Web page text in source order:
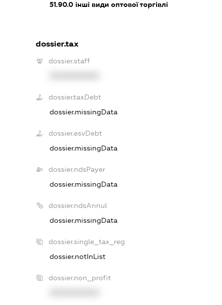
51.90.0 інші види оптової торгівлі
dossier.tax
dossier.staff
dossier.taxDebt
dossier.missingData
dossier.esvDebt
dossier.missingData
dossier.ndsPayer
dossier.missingData
dossier.ndsAnnul
dossier.missingData
dossier.single_tax_reg
dossier.notInList
dossier.non_profit